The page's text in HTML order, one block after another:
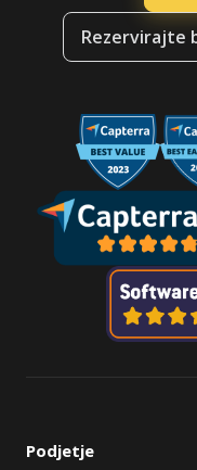
Rezervirajte
Podjetje